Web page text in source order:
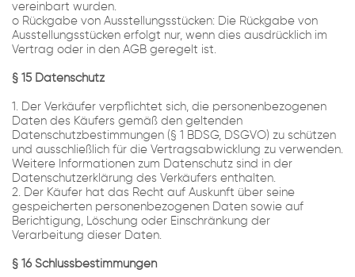
vereinbart wurden.
o Rückgabe von Ausstellungsstücken: Die Rückgabe von
Ausstellungsstücken erfolgt nur, wenn dies ausdrücklich im
Vertrag oder in den AGB geregelt ist.
§ 15 Datenschutz
1. Der Verkäufer verpflichtet sich, die personenbezogenen
Daten des Käufers gemäß den geltenden
Datenschutzbestimmungen (§ 1 BDSG, DSGVO) zu schützen
und ausschließlich für die Vertragsabwicklung zu verwenden.
Weitere Informationen zum Datenschutz sind in der
Datenschutzerklärung des Verkäufers enthalten.
2. Der Käufer hat das Recht auf Auskunft über seine
gespeicherten personenbezogenen Daten sowie auf
Berichtigung, Löschung oder Einschränkung der
Verarbeitung dieser Daten.
§ 16 Schlussbestimmungen